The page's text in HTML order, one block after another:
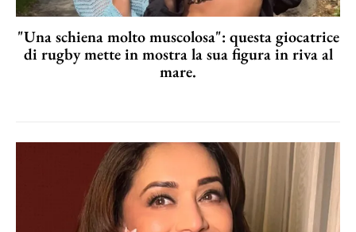
"Una schiena molto muscolosa": questa giocatrice
di rugby mette in mostra la sua figura in riva al
mare.